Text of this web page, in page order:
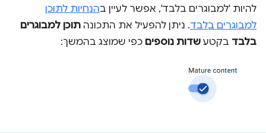
להיות 'למבוגרים בלבד', אפשר לעיין בהנחיות לתוכן
למבוגרים בלבד. ניתן להפעיל את התכונה תוכן למבוגרים
בלבד בקטע שדות נוספים כפי שמוצג בהמשך: